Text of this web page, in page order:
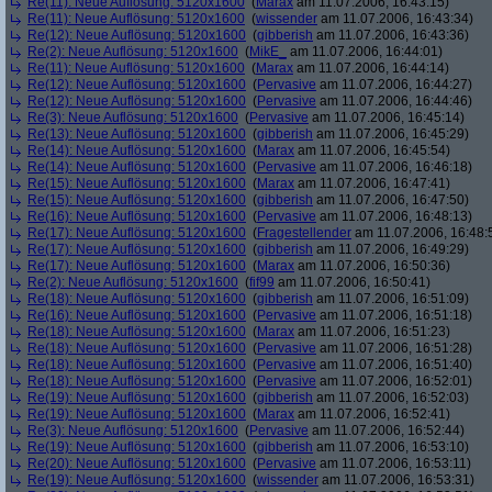
Re(11): Neue Auflösung: 5120x1600 (wissender am 11.07.2006, 16:43:34)
Re(12): Neue Auflösung: 5120x1600 (gibberish am 11.07.2006, 16:43:36)
Re(2): Neue Auflösung: 5120x1600 (MikE_
am 11.07.2006, 16:44:01)
Re(11): Neue Auflösung: 5120x1600 (Marax am 11.07.2006, 16:44:14)
Re(12): Neue Auflösung: 5120x1600 (Pervasive am 11.07.2006, 16:44:27)
Re(12): Neue Auflösung: 5120x1600 (Pervasive am 11.07.2006, 16:44:46)
Re(3): Neue Auflösung: 5120x1600 (Pervasive am 11.07.2006, 16:45:14)
Re(13): Neue Auflösung: 5120x1600 (gibberish am 11.07.2006, 16:45:29)
Re(14): Neue Auflösung: 5120x1600 (Marax am 11.07.2006, 16:45:54)
Re(14): Neue Auflösung: 5120x1600 (Pervasive am 11.07.2006, 16:46:18)
Re(15): Neue Auflösung: 5120x1600 (Marax am 11.07.2006, 16:47:41)
Re(15): Neue Auflösung: 5120x1600 (gibberish am 11.07.2006, 16:47:50)
Re(16): Neue Auflösung: 5120x1600 (Pervasive am 11.07.2006, 16:48:13)
Re(17): Neue Auflösung: 5120x1600 (Fragestellender am 11.07.2006,
Re(17): Neue Auflösung: 5120x1600 (gibberish am 11.07.2006, 16:49:29)
Re(17): Neue Auflösung: 5120x1600 (Marax am 11.07.2006, 16:50:36)
Re(2): Neue Auflösung: 5120x1600 (fif99 am 11.07.2006, 16:50:41)
Re(18): Neue Auflösung: 5120x1600 (gibberish am 11.07.2006, 16:51:09)
Re(16): Neue Auflösung: 5120x1600 (Pervasive am 11.07.2006, 16:51:18)
Re(18): Neue Auflösung: 5120x1600 (Marax am 11.07.2006, 16:51:23)
Re(18): Neue Auflösung: 5120x1600 (Pervasive am 11.07.2006, 16:51:28)
Re(18): Neue Auflösung: 5120x1600 (Pervasive am 11.07.2006, 16:51:40)
Re(18): Neue Auflösung: 5120x1600 (Pervasive am 11.07.2006, 16:52:01)
Re(19): Neue Auflösung: 5120x1600 (gibberish am 11.07.2006, 16:52:03)
Re(19): Neue Auflösung: 5120x1600 (Marax am 11.07.2006, 16:52:41)
Re(3): Neue Auflösung: 5120x1600 (Pervasive am 11.07.2006, 16:52:44)
Re(19): Neue Auflösung: 5120x1600 (gibberish am 11.07.2006, 16:53:10)
Re(20): Neue Auflösung: 5120x1600 (Pervasive am 11.07.2006, 16:53:11)
Re(19): Neue Auflösung: 5120x1600 (wissender am 11.07.2006, 16:53:31)